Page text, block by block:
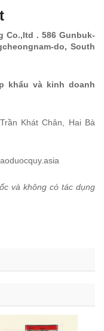
Co.,ltd . 586 Gunbuk-
do, South
khẩu và kinh doanh
Khát Chân, Hai Bà
và không có tác dụng